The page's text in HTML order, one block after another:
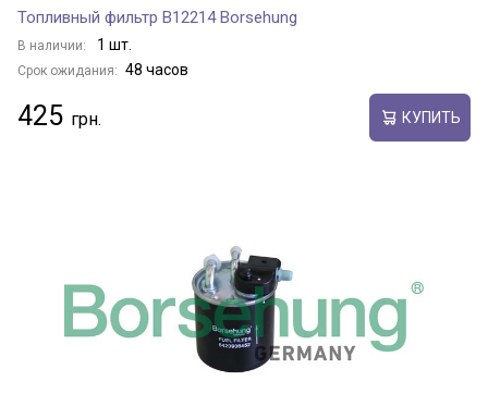
Топливный фильтр B12214 Borsehung
В наличии: 1 шт.
Срок ожидания: 48 часов
425 КУПИТЬ